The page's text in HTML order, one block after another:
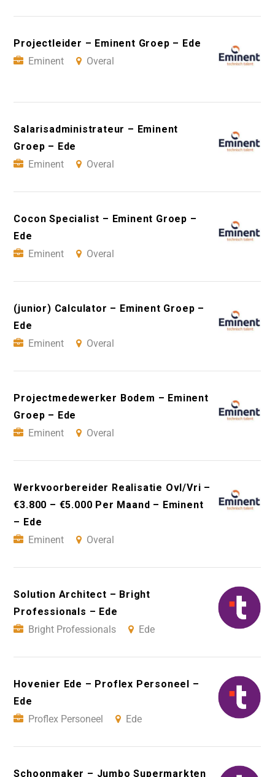
Projectleider – Eminent Groep – Ede
Eminent
Overal
Salarisadministrateur – Eminent
Groep – Ede
Eminent
Overal
Cocon Specialist – Eminent Groep –
Ede
Eminent
Overal
(junior) Calculator – Eminent Groep –
Ede
Eminent
Overal
Projectmedewerker Bodem – Eminent
Groep – Ede
Eminent
Overal
Werkvoorbereider Realisatie Ovl/Vri –
€3.800 – €5.000 Per Maand – Eminent
– Ede
Eminent
Overal
Solution Architect – Bright
Professionals – Ede
Bright Professionals
Ede
Hovenier Ede – Proflex Personeel –
Ede
Proflex Personeel
Ede
Schoonmaker – Jumbo Supermarkten